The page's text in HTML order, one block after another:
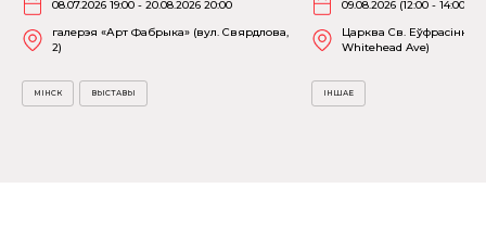
08.07.2026 19:00 - 20.08.2026 20:00
галерэя «Арт Фабрыка» (вул. Свярдлова,
2)
МІНСК ВЫСТАВЫ
09.08.2026 (12:00 - 14:00)
Царква Св. Еўфрасінні
Whitehead Ave)
ІНШАЕ